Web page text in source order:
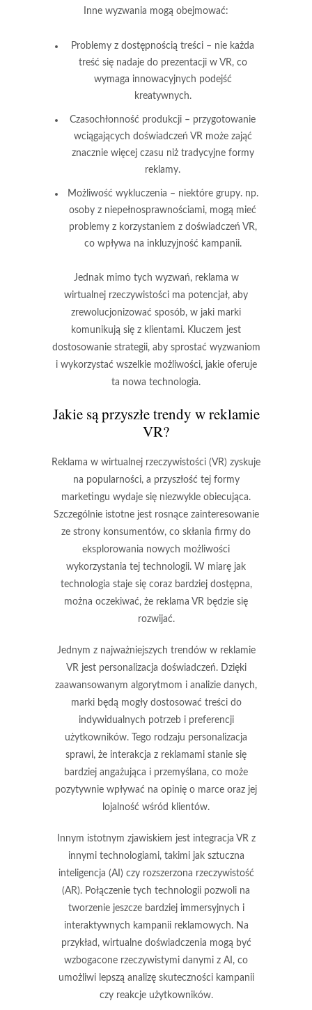
Inne wyzwania mogą obejmować:
Problemy z dostępnością treści – nie każda
treść się nadaje do prezentacji w VR, co
wymaga innowacyjnych podejść
kreatywnych.
Czasochłonność produkcji – przygotowanie
wciągających doświadczeń VR może zająć
znacznie więcej czasu niż tradycyjne formy
reklamy.
Możliwość wykluczenia – niektóre grupy. np.
osoby z niepełnosprawnościami, mogą mieć
problemy z korzystaniem z doświadczeń VR,
co wpływa na inkluzyjność kampanii.
Jednak mimo tych wyzwań, reklama w
wirtualnej rzeczywistości ma potencjał, aby
zrewolucjonizować sposób, w jaki marki
komunikują się z klientami. Kluczem jest
dostosowanie strategii, aby sprostać wyzwaniom
i wykorzystać wszelkie możliwości, jakie oferuje
ta nowa technologia.
Jakie są przyszłe trendy w reklamie
VR?
Reklama w wirtualnej rzeczywistości (VR) zyskuje
na popularności, a przyszłość tej formy
marketingu wydaje się niezwykle obiecująca.
Szczególnie istotne jest rosnące zainteresowanie
ze strony konsumentów, co skłania firmy do
eksplorowania nowych możliwości
wykorzystania tej technologii. W miarę jak
technologia staje się coraz bardziej dostępna,
można oczekiwać, że reklama VR będzie się
rozwijać.
Jednym z najważniejszych trendów w reklamie
VR jest personalizacja doświadczeń. Dzięki
zaawansowanym algorytmom i analizie danych,
marki będą mogły dostosować treści do
indywidualnych potrzeb i preferencji
użytkowników. Tego rodzaju personalizacja
sprawi, że interakcja z reklamami stanie się
bardziej angażująca i przemyślana, co może
pozytywnie wpływać na opinię o marce oraz jej
lojalność wśród klientów.
Innym istotnym zjawiskiem jest integracja VR z
innymi technologiami, takimi jak sztuczna
inteligencja (AI) czy rozszerzona rzeczywistość
(AR). Połączenie tych technologii pozwoli na
tworzenie jeszcze bardziej immersyjnych i
interaktywnych kampanii reklamowych. Na
przykład, wirtualne doświadczenia mogą być
wzbogacone rzeczywistymi danymi z AI, co
umożliwi lepszą analizę skuteczności kampanii
czy reakcje użytkowników.